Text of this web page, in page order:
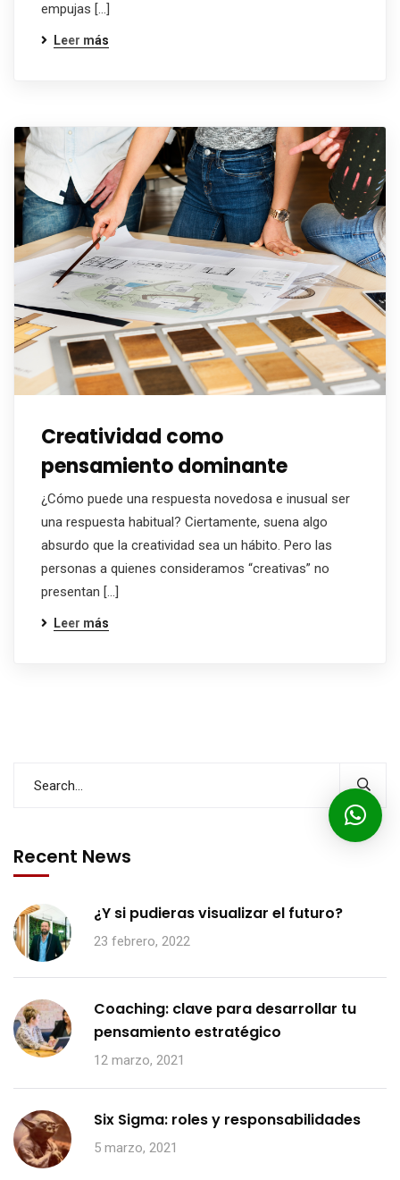
empujas […]
Leer más
Creatividad como
pensamiento dominante
¿Cómo puede una respuesta novedosa e inusual ser
una respuesta habitual? Ciertamente, suena algo
absurdo que la creatividad sea un hábito. Pero las
personas a quienes consideramos “creativas” no
presentan […]
Leer más
Recent News
¿Y si pudieras visualizar el futuro?
23 febrero, 2022
Coaching: clave para desarrollar tu
pensamiento estratégico
12 marzo, 2021
Six Sigma: roles y responsabilidades
5 marzo, 2021